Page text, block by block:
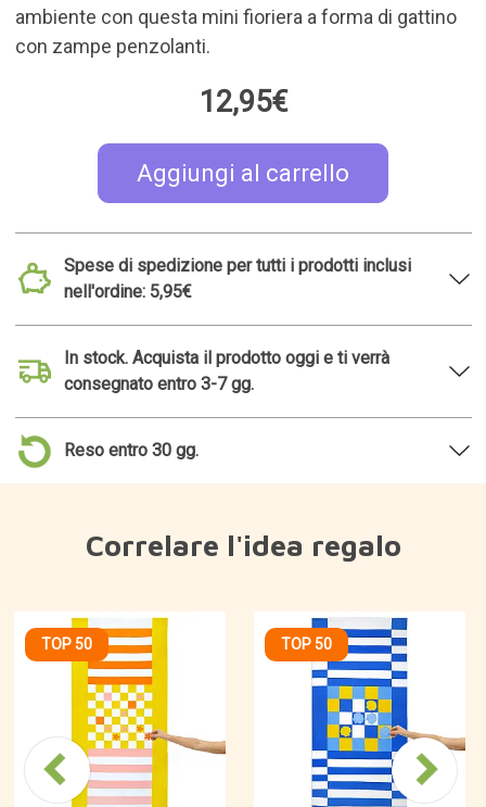
ambiente con questa mini fioriera a forma di gattino
con zampe penzolanti.
12,95€
Aggiungi al carrello
Spese di spedizione per tutti i prodotti inclusi
nell'ordine: 5,95€
In stock. Acquista il prodotto oggi e ti verrà
consegnato entro 3-7 gg.
Reso entro 30 gg.
Correlare l'idea regalo
TOP 50 TOP 50